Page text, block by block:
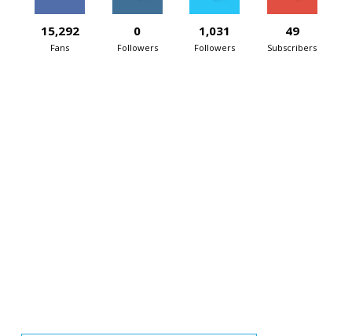
15,292
Fans
0
Followers
1,031
Followers
49
Subscribers